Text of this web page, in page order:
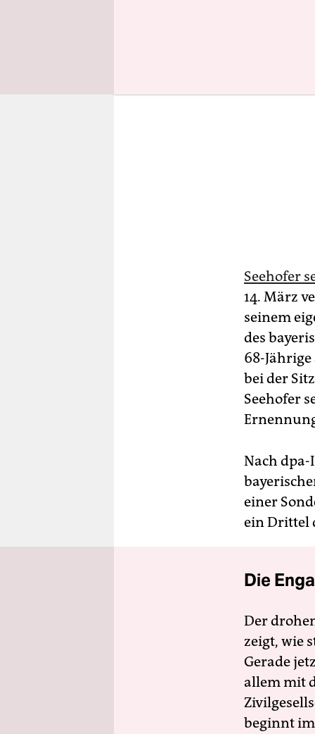
Seehofer
14. März
seinem
des
68-
bei der
Seehofer
Nach
einer
ein Drittel
Die
Der
zeigt, wie
Gerade
allem mit
beginnt